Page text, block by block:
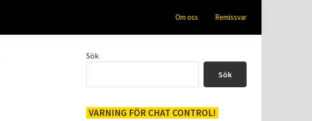
Om oss Remissvar
Primärt
Sök
Sök
VARNING FÖR CHAT CONTROL!